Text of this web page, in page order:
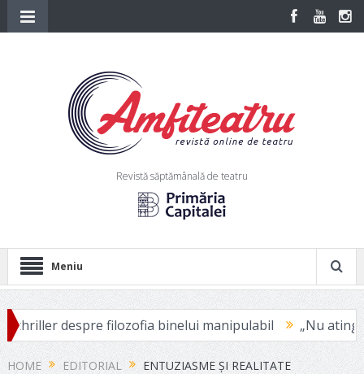
Revistă săptămânală de teatru
Meniu
despre filozofia binelui manipulabil „Nu atingi
HOME EDITORIAL ENTUZIASME ȘI REALITATE